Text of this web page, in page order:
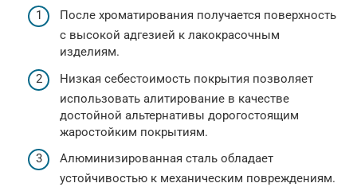
После хроматирования получается поверхность
с высокой адгезией к лакокрасочным
изделиям.
Низкая себестоимость покрытия позволяет
использовать алитирование в качестве
достойной альтернативы дорогостоящим
жаростойким покрытиям.
Алюминизированная сталь обладает
устойчивостью к механическим повреждениям.